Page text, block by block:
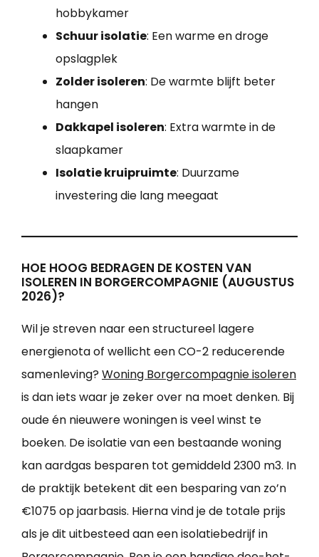
hobbykamer
Schuur isolatie: Een warme en droge
opslagplek
Zolder isoleren: De warmte blijft beter
hangen
Dakkapel isoleren: Extra warmte in de
slaapkamer
Isolatie kruipruimte: Duurzame
investering die lang meegaat
HOE HOOG BEDRAGEN DE KOSTEN VAN
ISOLEREN IN BORGERCOMPAGNIE (AUGUSTUS
2026)?
Wil je streven naar een structureel lagere
energienota of wellicht een CO-2 reducerende
samenleving? Woning Borgercompagnie isoleren
is dan iets waar je zeker over na moet denken. Bij
oude én nieuwere woningen is veel winst te
boeken. De isolatie van een bestaande woning
kan aardgas besparen tot gemiddeld 2300 m3. In
de praktijk betekent dit een besparing van zo’n
€1075 op jaarbasis. Hierna vind je de totale prijs
als je dit uitbesteed aan een isolatiebedrijf in